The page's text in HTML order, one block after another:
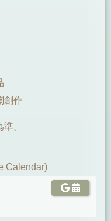
創作
。
Calendar)